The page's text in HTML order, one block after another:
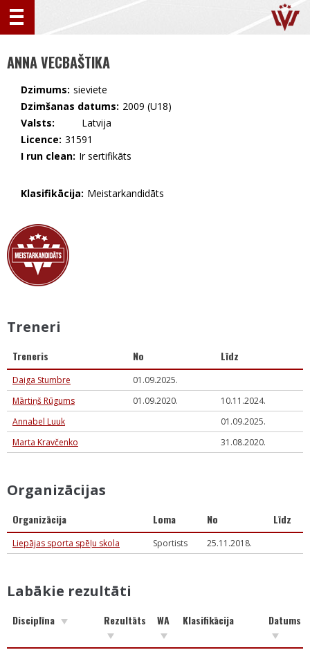
ANNA VECBAŠTIKA
Dzimums: sieviete
Dzimšanas datums: 2009 (U18)
Valsts:
🇱🇻 Latvija
Licence: 31591
I run clean: Ir sertifikāts
Klasifikācija: Meistarkandidāts
Treneri
Treneris No Līdz
Daiga Stumbre
01.09.2025.
Mārtiņš Rūgums
01.09.2020.
10.11.2024.
Annabel Luuk
01.09.2025.
Marta Kravčenko
31.08.2020.
Organizācijas
Organizācija Loma No Līdz
Liepājas sporta spēļu skola Sportists 25.11.2018.
Labākie rezultāti
Disciplīna Rezultāts WA Klasifikācija Datums